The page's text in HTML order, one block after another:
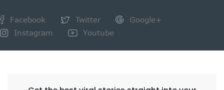
Facebook Twitter
Google+
Instagram
Youtube